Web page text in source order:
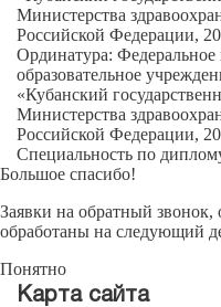
Министерства
Российской Федерации,
Ординатура: Федеральное
образовательное
«Кубанский
Министерства
Российской Федерации,
Специальность по
Большое спасибо!
Заявки на обратный звонок,
обработаны на следующий
Понятно
Карта сайта